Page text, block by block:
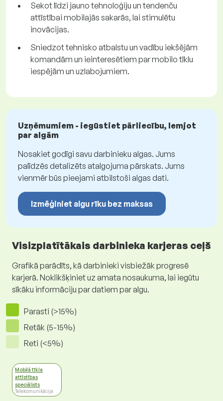
Sekot līdzi jauno tehnoloģiju un tendenču
attīstībai mobilajās sakarās, lai stimulētu
inovācijas.
Sniedzot tehnisko atbalstu un vadību iekšējām
komandām un ieinteresētiem par mobilo tīklu
iespējām un uzlabojumiem.
Uzņēmumiem - iegūstiet pārliecību, lemjot
par algām
Nosakiet godīgi savu darbinieku algas. Jums
palīdzēs detalizēts atalgojuma pārskats. Jums
vienmēr būs pieejami atbilstoši algas dati.
Izmēģiniet algu rīku bez maksas
Visizplatītākais darbinieka karjeras ceļš
Grafikā parādīts, kā darbinieki visbiežāk progresē
karjerā. Noklikšķiniet uz amata nosaukuma, lai iegūtu
sīkāku informāciju par datiem par algu.
Parasti (>15%)
Retāk (5-15%)
Reti (<5%)
Mobilā tīkla
attīstības
speciālists
Telekomunikācija